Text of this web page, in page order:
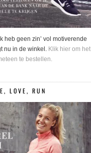
heb geen zin’ vol motiverende
nu in de winkel. Klik hier om het
te bestellen.
LOVE, RUN